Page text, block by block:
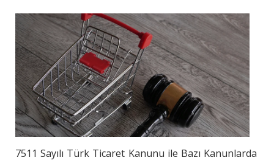
7511 Sayılı Türk Ticaret Kanunu ile Bazı Kanunlarda